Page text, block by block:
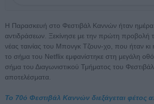
Η Παρασκευή στο Φεστιβάλ Καννών ήταν
αντιδράσεων. Ξεκίνησε με την πρώτη προβολή
νέας ταινίας του Μπονγκ Τζουν-χο, που ήταν
το σήμα του Netflix εμφανίστηκε στη μεγάλη
σήμα του Διαγωνιστικού Τμήματος του
αποτελέσματα.
To 70ό Φεστιβάλ Καννών διεξάγεται φέτος